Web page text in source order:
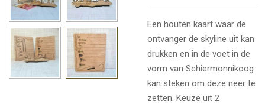
Een houten kaart waar de
ontvanger de skyline uit kan
drukken en in de voet in de
vorm van Schiermonnikoog
kan steken om deze neer te
zetten. Keuze uit 2